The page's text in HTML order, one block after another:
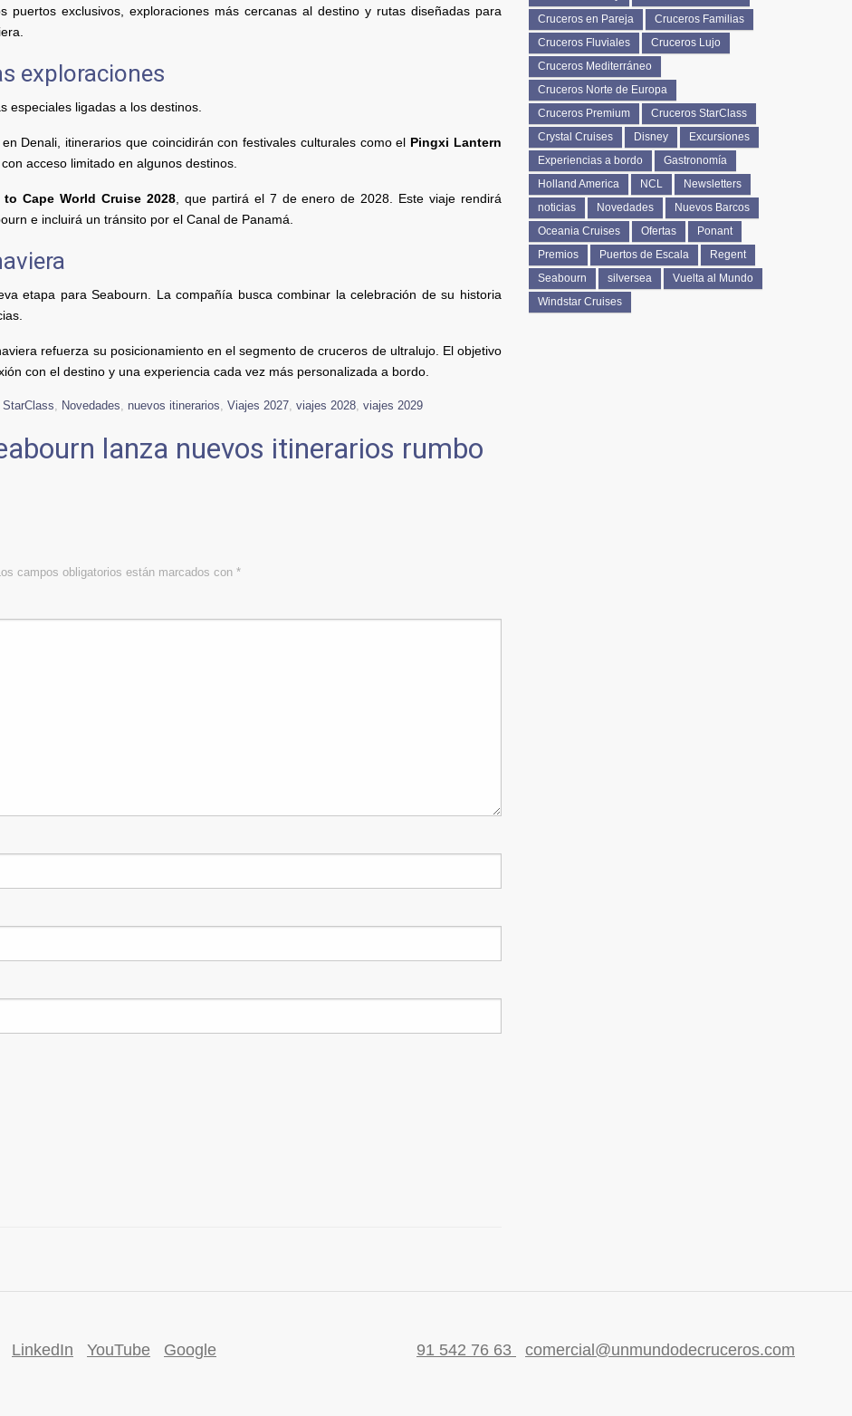
puertos exclusivos, exploraciones más cercanas al destino y rutas diseñadas para
exploraciones
especiales ligadas a los destinos.
Denali, itinerarios que coincidirán con festivales culturales como el Pingxi Lantern
acceso limitado en algunos destinos.
to Cape World Cruise 2028, que partirá el 7 de enero de 2028. Este viaje rendirá
e incluirá un tránsito por el Canal de Panamá.
etapa para Seabourn. La compañía busca combinar la celebración de su historia
refuerza su posicionamiento en el segmento de cruceros de ultralujo. El objetivo
con el destino y una experiencia cada vez más personalizada a bordo.
, Novedades, nuevos itinerarios, Viajes 2027, viajes 2028, viajes 2029
lanza nuevos itinerarios rumbo
campos obligatorios están marcados con *
Cruceros en Pareja
Cruceros Familias
Cruceros Fluviales
Cruceros Lujo
Cruceros Mediterráneo
Cruceros Norte de Europa
Cruceros Premium
Cruceros StarClass
Crystal Cruises
Disney
Excursiones
Experiencias a bordo
Gastronomía
Holland America
NCL
Newsletters
noticias
Novedades
Nuevos Barcos
Oceania Cruises
Ofertas
Ponant
Premios
Puertos de Escala
Regent
Seabourn
silversea
Vuelta al Mundo
Windstar Cruises
LinkedIn YouTube Google 91 542 76 63 comercial@unmundodecruceros.com